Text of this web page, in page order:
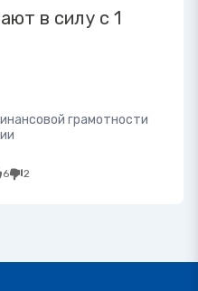
в силу с 1
грамотности
6 2